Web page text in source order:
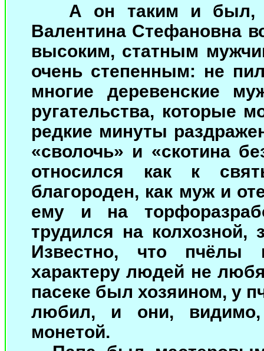
А он таким и был,
Валентина Стефановна
высоким, статным
очень степенным: не
многие деревенские
ругательства, которые
редкие минуты
«сволочь» и «скотина
относился как к
благороден, как муж и
ему и на
трудился на колхозной,
Известно, что
характеру людей не
пасеке был хозяином, у
любил, и они,
монетой.